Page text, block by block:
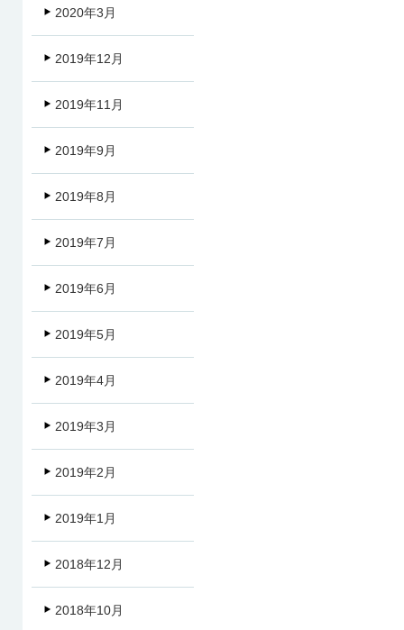
2020年3月
2019年12月
2019年11月
2019年9月
2019年8月
2019年7月
2019年6月
2019年5月
2019年4月
2019年3月
2019年2月
2019年1月
2018年12月
2018年10月